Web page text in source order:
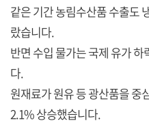
같은 기간 농림수산품 수출도
랐습니다.
반면 수입 물가는 국제 유가
다.
원재료가 원유 등 광산품을 중
2.1% 상승했습니다.